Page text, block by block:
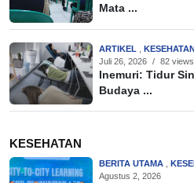
Mata ...
ARTIKEL
Juli 26, 2026 / 82 views
Inemuri: Tidur
Budaya ...
KESEHATAN
BERITA UTAMA
Agustus 2, 2026